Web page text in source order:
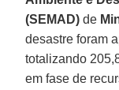
(SEMAD) de
desastre foram
totalizando
em fase de